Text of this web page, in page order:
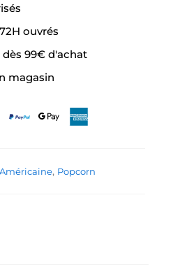
ouvrés
dès 99€ d'achat
magasin
, Popcorn